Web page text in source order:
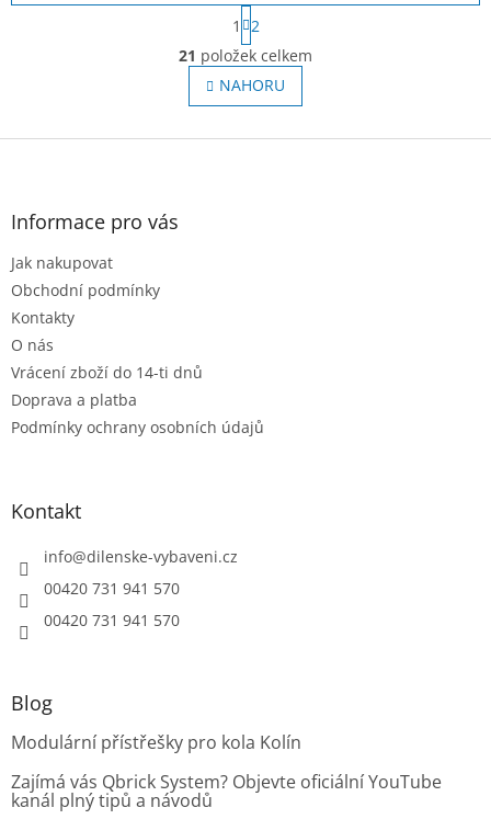
O
v
l
á
u
S
t
r
á
n
k
v
1
2
21 položek celkem
NAHORU
Z
Informace pro vás
Jak nakupovat
Obchodní podmínky
Kontakty
O nás
Vrácení zboží do 14-ti dnů
Doprava a platba
Podmínky ochrany osobních údajů
Kontakt
info@dilenske-vybaveni.cz
00420 731 941 570
00420 731 941 570
Blog
Modulární přístřešky pro kola Kolín
Zajímá vás Qbrick System? Objevte oficiální YouTube
kanál plný tipů a návodů